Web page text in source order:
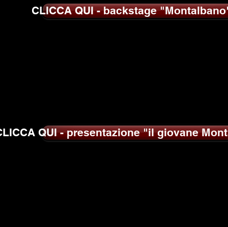
CLICCA QUI - backstage
QUI - presentazione "il giovane